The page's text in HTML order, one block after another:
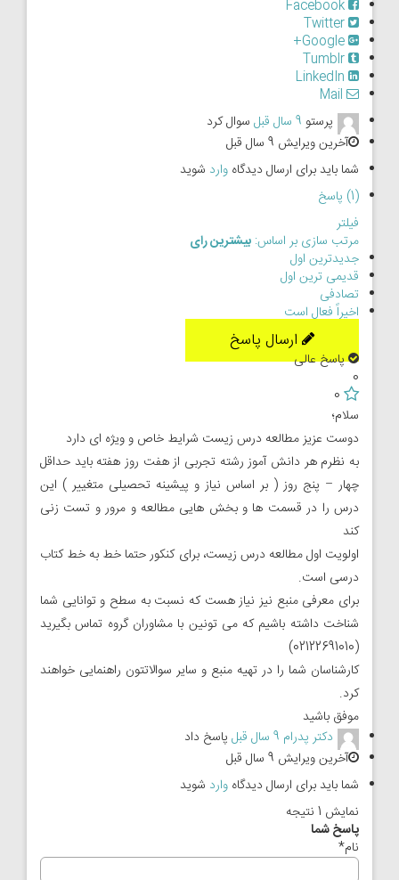
پرستو 9 سال قبل
سوال کرد
آخرین ویرایش 9 سال قبل
شما باید برای ارسال دیدگاه وارد شوید
(1) پاسخ
فیلتر
مرتب سازی بر اساس: بیشترین رای
جدیدترین اول
قدیمی ترین اول
تصادفی
اخیراً فعال است
ارسال پاسخ
پاسخ عالی
0
0
سلام؛
دوست عزيز مطالعه درس زيست شرايط خاص و ويژه اى دارد
به نظرم هر دانش آموز رشته تجربى از هفت روز هفته بايد حداقل
چهار – پنج روز ( بر اساس نیاز و پیشینه تحصیلی متغییر ) اين
درس را در قسمت ها و بخش هايى مطالعه و مرور و تست زنی
كند
اولويت اول مطالعه درس زیست، برای کنکور حتما خط به خط كتاب
درسى است.
براى معرفى منبع نيز نياز هست كه نسبت به سطح و توانايى شما
شناخت داشته باشيم که می تونین با مشاوران گروه تماس بگيريد
(02122691010)
کارشناسان شما را در تهيه منبع و ساير سوالاتتون راهنمايى خواهند
كرد.
موفق باشيد
دکتر پدرام 9 سال قبل
پاسخ داد
آخرین ویرایش 9 سال قبل
شما باید برای ارسال دیدگاه وارد شوید
نمایش 1 نتیجه
پاسخ شما
نام*